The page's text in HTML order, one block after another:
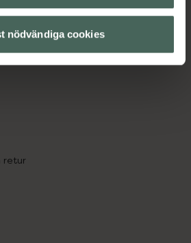
nödvändiga cookies
är så är det vårt uppdrag att
retur